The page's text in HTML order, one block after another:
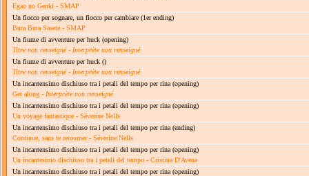
Egao no Genki - SMAP
Un fiocco per sognare, un fiocco per cambiare (1er ending)
Bura Bura Sasete - SMAP
Un fiume di avventure per huck (opening)
Titre non renseigné- Interprète non renseigné
Un fiume di avventure per huck ()
Titre non renseigné- Interprète non renseigné
Un incantensimo dischiuso tra i petali del tempo per rina (opening)
Get along - Interprète non renseigné
Un incantensimo dischiuso tra i petali del tempo per rina (opening)
Un voyage fantastique - Séverine Nells
Un incantensimo dischiuso tra i petali del tempo per rina (ending)
Continue, sans te retourner - Séverine Nells
Un incantensimo dischiuso tra i petali del tempo per rina (opening)
Un incantesimo dischiuso tra i petali del tempo - Cristina D'Avena
Un incantensimo dischiuso tra i petali del tempo per rina (opening)